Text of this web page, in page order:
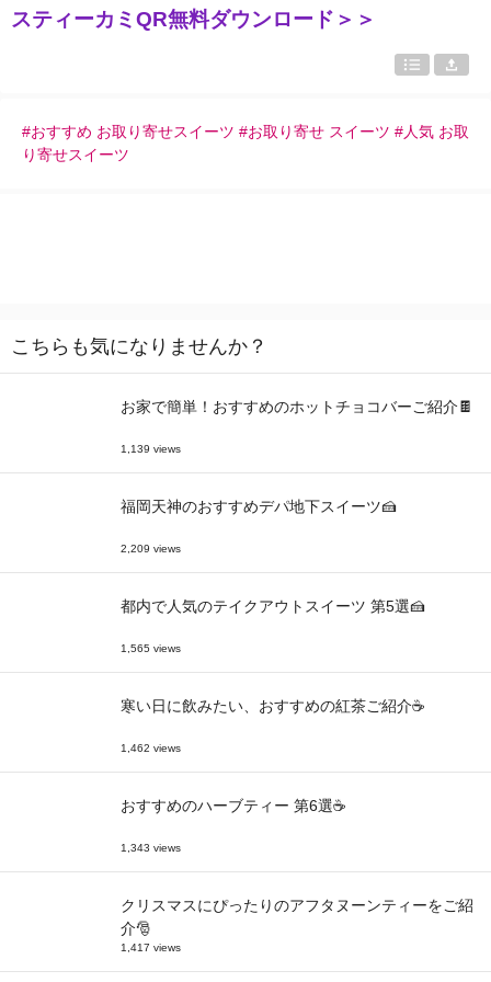
スティーカミQR無料ダウンロード＞＞
#おすすめ お取り寄せスイーツ #お取り寄せ スイーツ #人気 お取
り寄せスイーツ
こちらも気になりませんか？
お家で簡単！おすすめのホットチョコバーご紹介🍫
1,139 views
福岡天神のおすすめデパ地下スイーツ🍰
2,209 views
都内で人気のテイクアウトスイーツ 第5選🍰
1,565 views
寒い日に飲みたい、おすすめの紅茶ご紹介☕
1,462 views
おすすめのハーブティー 第6選☕
1,343 views
クリスマスにぴったりのアフタヌーンティーをご紹
介🎅
1,417 views